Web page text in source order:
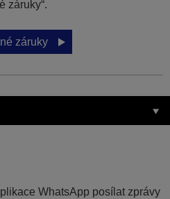
záruky“.
záruky
WhatsApp posílat zprávy